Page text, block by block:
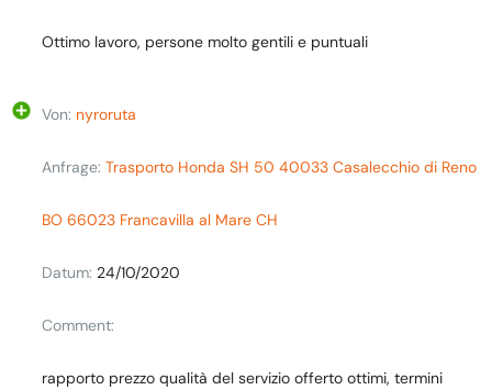
Ottimo lavoro, persone molto gentili e puntuali
Von: nyroruta
Anfrage: Trasporto Honda SH 50 40033 Casalecchio di Reno
BO 66023 Francavilla al Mare CH
Datum: 24/10/2020
Comment:
rapporto prezzo qualità del servizio offerto ottimi, termini